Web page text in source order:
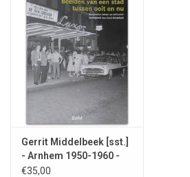
Gerrit Middelbeek [sst.]
- Arnhem 1950-1960 -
[2016]
€35,00